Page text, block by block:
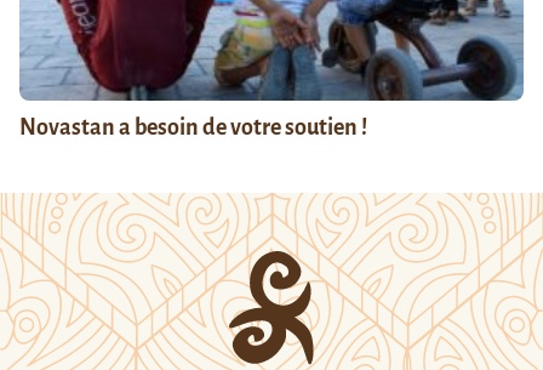
Novastan a besoin de votre soutien !